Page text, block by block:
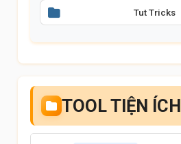
Tut Tricks
TOOL TIỆN ÍCH